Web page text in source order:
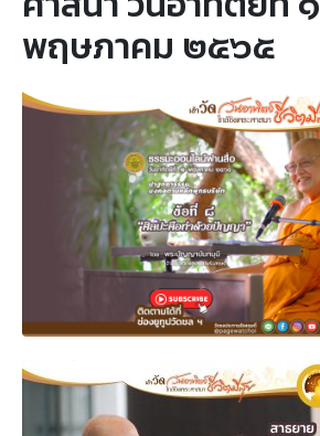
พฤษภาคม ๒๕๖๕